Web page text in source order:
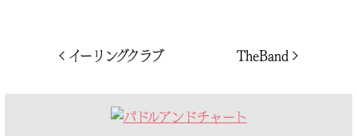
投
稿
前
の
イーリングクラブ 次
TheBand